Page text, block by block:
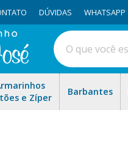
DÚVIDAS WHATSAPP
e Zíper
Barbantes